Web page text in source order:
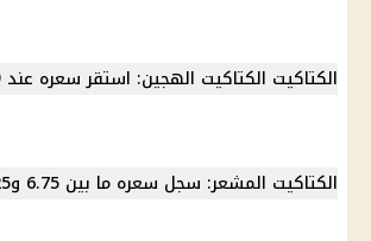
الكتاكيت الكتاكيت الهجين: استقر سعره عند 9 جنيهات.
الكتاكيت المشعر: سجل سعره ما بين 6.75 و7.25 جنيهًا.